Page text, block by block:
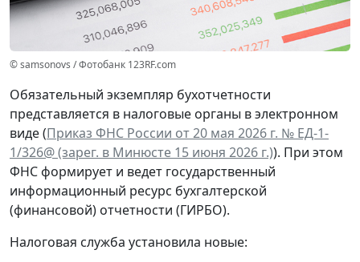
© samsonovs / Фотобанк 123RF.com
Обязательный экземпляр бухотчетности
представляется в налоговые органы в электронном
виде (Приказ ФНС России от 20 мая 2026 г. № ЕД-1-
1/326@ (зарег. в Минюсте 15 июня 2026 г.)). При этом
ФНС формирует и ведет государственный
информационный ресурс бухгалтерской
(финансовой) отчетности (ГИРБО).
Налоговая служба установила новые: